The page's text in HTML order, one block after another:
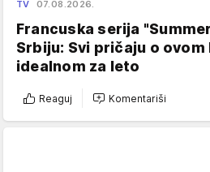
TV 07.08.2026.
Francuska serija
Srbiju: Svi pričaju o
idealnom za leto
Reaguj Komentariši